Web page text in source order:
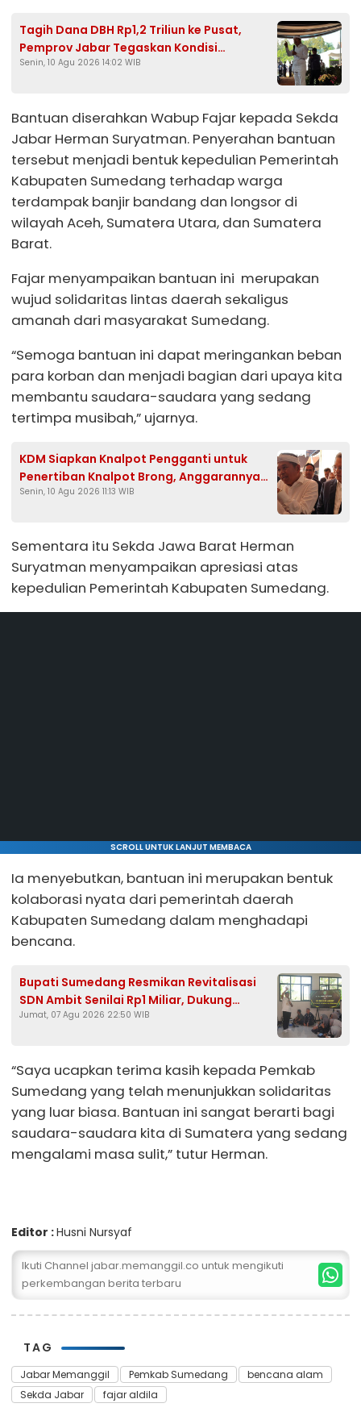
Tagih Dana DBH Rp1,2 Triliun ke Pusat,
Pemprov Jabar Tegaskan Kondisi
Keuangan Aman
Senin, 10 Agu 2026 14:02 WIB
Bantuan diserahkan Wabup Fajar kepada Sekda
Jabar Herman Suryatman. Penyerahan bantuan
tersebut menjadi bentuk kepedulian Pemerintah
Kabupaten Sumedang terhadap warga
terdampak banjir bandang dan longsor di
wilayah Aceh, Sumatera Utara, dan Sumatera
Barat.
Fajar menyampaikan bantuan ini merupakan
wujud solidaritas lintas daerah sekaligus
amanah dari masyarakat Sumedang.
“Semoga bantuan ini dapat meringankan beban
para korban dan menjadi bagian dari upaya kita
membantu saudara-saudara yang sedang
tertimpa musibah,” ujarnya.
KDM Siapkan Knalpot Pengganti untuk
Penertiban Knalpot Brong, Anggarannya
dari APBD dan CSR
Senin, 10 Agu 2026 11:13 WIB
Sementara itu Sekda Jawa Barat Herman
Suryatman menyampaikan apresiasi atas
kepedulian Pemerintah Kabupaten Sumedang.
SCROLL UNTUK LANJUT MEMBACA
Ia menyebutkan, bantuan ini merupakan bentuk
kolaborasi nyata dari pemerintah daerah
Kabupaten Sumedang dalam menghadapi
bencana.
Bupati Sumedang Resmikan Revitalisasi
SDN Ambit Senilai Rp1 Miliar, Dukung
Program Presiden Prabowo
Jumat, 07 Agu 2026 22:50 WIB
“Saya ucapkan terima kasih kepada Pemkab
Sumedang yang telah menunjukkan solidaritas
yang luar biasa. Bantuan ini sangat berarti bagi
saudara-saudara kita di Sumatera yang sedang
mengalami masa sulit,” tutur Herman.
Editor :Husni Nursyaf
Ikuti Channel jabar.memanggil.co untuk mengikuti
perkembangan berita terbaru
TAG
Jabar Memanggil Pemkab Sumedang
bencana alam
Sekda Jabar
fajar aldila